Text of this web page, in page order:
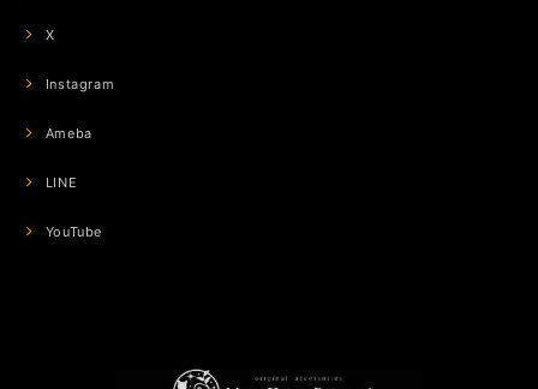
X
Instagram
Ameba
LINE
YouTube